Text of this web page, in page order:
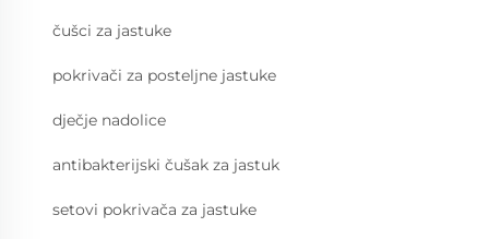
čušci za jastuke
pokrivači za posteljne jastuke
dječje nadolice
antibakterijski čušak za jastuk
setovi pokrivača za jastuke